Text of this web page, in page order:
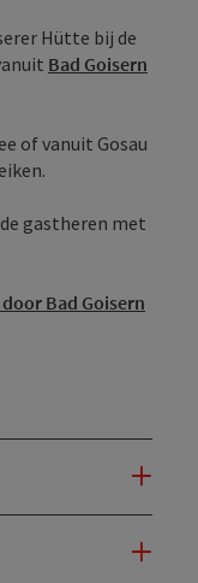
Hütte bij de
Bad Goisern
of vanuit Gosau
gastheren met
Bad Goisern